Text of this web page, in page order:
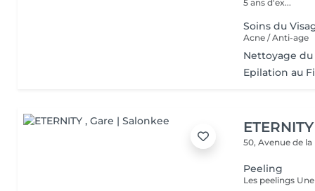
5 ans d'ex...
Soins du
Acne / Anti-age
Nettoyage du
Epilation au
ETERNITY
50, Avenue de
Peeling